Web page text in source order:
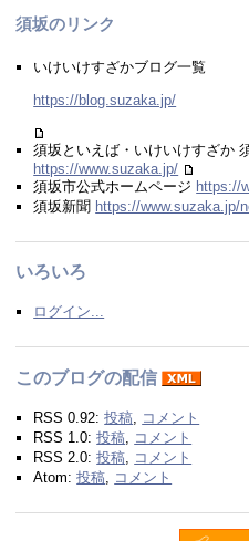
須坂のリンク
いけいけすざかブログ一覧
https://blog.suzaka.jp/
須坂といえば・いけいけすざか
https://www.suzaka.jp/
須坂市公式ホームページ https://
須坂新聞 https://www.suzaka.jp/
いろいろ
ログイン...
このブログの配信
RSS 0.92:投稿
コメント
RSS 1.0:投稿
コメント
RSS 2.0:投稿
コメント
Atom:投稿 コメント